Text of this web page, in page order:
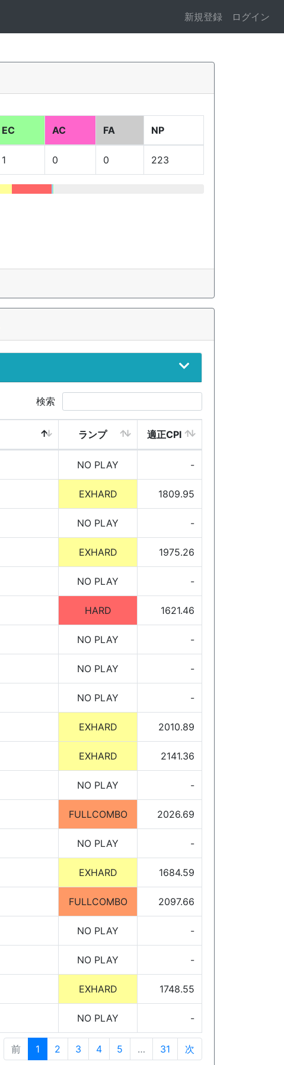
新規登録 ログイン
EC AC FA NP
1 0 0 223
検索
ランプ 適正CPI
NO PLAY -
EXHARD 1809.95
NO PLAY -
EXHARD 1975.26
NO PLAY -
HARD 1621.46
NO PLAY -
NO PLAY -
NO PLAY -
EXHARD 2010.89
EXHARD 2141.36
NO PLAY -
FULLCOMBO 2026.69
NO PLAY -
EXHARD 1684.59
FULLCOMBO 2097.66
NO PLAY -
NO PLAY -
EXHARD 1748.55
NO PLAY -
前 1 2 3 4 5 … 31 次